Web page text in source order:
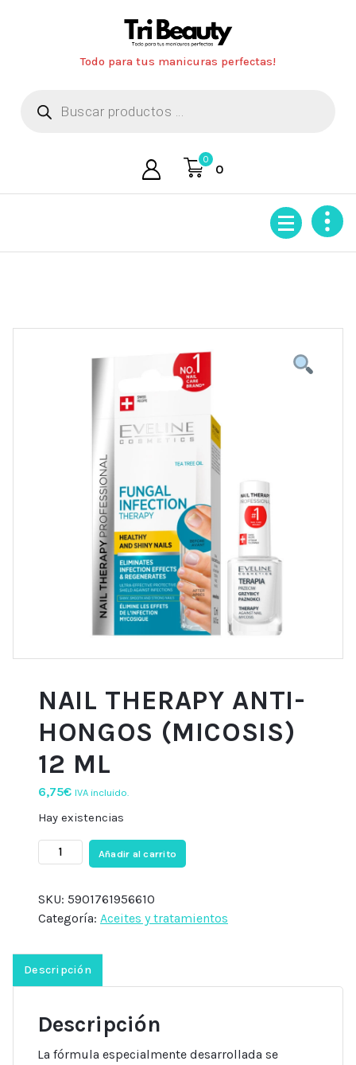
Todo para tus manicuras perfectas!
productos
0
0
NAIL THERAPY ANTI-
HONGOS (MICOSIS)
12 ML
6,75€ IVA incluido.
Hay existencias
NAIL
THERAPY
HONGOS
(MICOSIS)
Añadir al carrito
SKU: 5901761956610
Categoría: Aceites y tratamientos
Descripción
Descripción
La fórmula especialmente desarrollada se